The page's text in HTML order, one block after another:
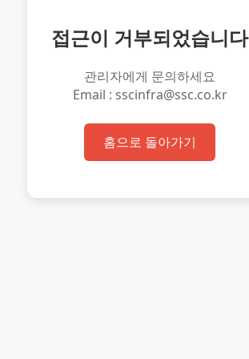
접근이 거부되었습니다
관리자에게 문의하세요
Email : sscinfra@ssc.co.kr
홈으로 돌아가기